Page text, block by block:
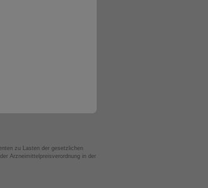
zu Lasten der gesetzlichen
Arzneimittelpreisverordnung in der